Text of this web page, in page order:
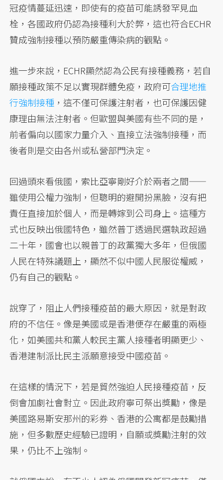
冠疫情蔓延迅速，即使有的疫苗可能誘發罕見血
栓，各國政府仍認為接種利大於弊，這也符合ECHR
贊成強制接種以預防嚴重傳染病的觀點。
進一步來說，ECHR顯然認為公民有接種義務，若自
願接種政策不足以實現群體免疫，政府可合理地推
行強制接種 ，這不僅可保護注射者，也可保護因健
康理由無法注射者。但歐盟與美國有些不同的是，
前者偏向以國家力量介入、直接立法強制接種，而
後者則是交由各州或私營部門決定。
回過頭來看俄國，索比亞寧剛好介於兩者之間——
雖使用公權力強制，但聰明的避開扮黑臉，沒有把
責任直接加於個人，而是轉嫁到公司身上。這種方
式也反映出俄國特色，雖然普丁透過民選執政超過
二十年，國會也以親普丁的政黨獨大多年，但俄國
人民在特殊議題上，顯然不似中國人民服從權威，
仍有自己的觀點。
說穿了，阻止人們接種疫苗的最大原因，就是對政
府的不信任。像是美國或是香港便存在嚴重的兩極
化，如美國共和黨人較民主黨人接種者明顯更少、
香港建制派比民主派願意接受中國疫苗。
在這樣的情況下，若是貿然強迫人民接種疫苗，反
倒會加劇社會對立。因此政府寧可祭出獎勵，像是
美國路易斯安那州的彩券、香港的公寓都是鼓勵措
施，但多數歷史經驗已證明，自願或獎勵注射的效
果，仍比不上強制。